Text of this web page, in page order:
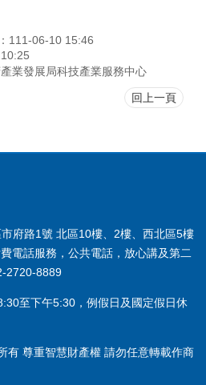
111-06-10 15:46
業發展局科技產業服務中心
回上一頁
府路1號 北區10樓、2樓、西北區5樓
電話服務，公共電話，放心講及第二
2720-8889
至下午5:30，例假日及國定假日休
有 尊重智慧財產權 請勿任意轉載作商